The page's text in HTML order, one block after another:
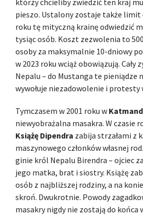
pieszo. Ustalony zostaje także limit
roku tę mityczną krainę odwiedzić
tysiąc osób. Koszt zezwolenia to
osoby za maksymalnie 10-dniowy
w 2023 roku wciąż obowiązują. Cały
Nepalu – do Mustanga te pieniądze
wywołuje niezadowolenie i protesty
Tymczasem w 2001 roku w
niewyobrażalna masakra. W czasie
Książę Dipendra zabija strzałami z
maszynowego członków własnej
ginie król Nepalu Birendra – ojciec
jego matka, brat i siostry. Książę
osób z najbliższej rodziny, a na
skroń. Dwukrotnie. Powody
masakry nigdy nie zostają do końca